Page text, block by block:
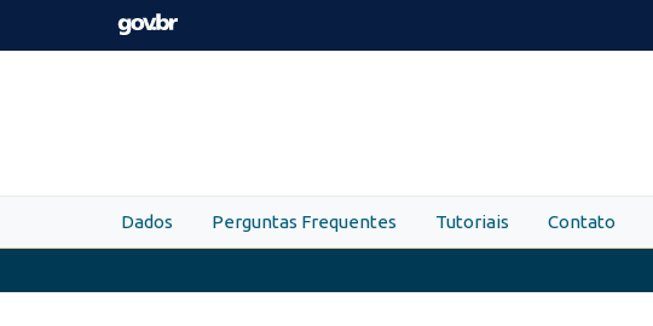
Skip to main content
Dados Perguntas Frequentes Tutoriais Contato